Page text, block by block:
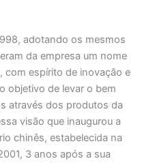
adotando os mesmos
da empresa um nome
com espírito de inovação e
objetivo de levar o bem
através dos produtos da
visão que inaugurou a
chinês, estabelecida na
3 anos após a sua